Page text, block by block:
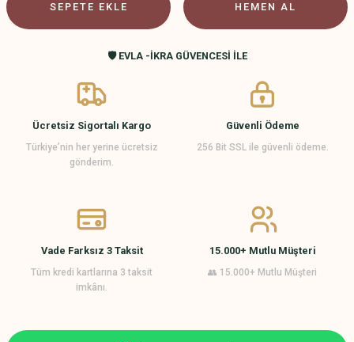
SEPETE EKLE HEMEN AL
🛡️ EVLA -İKRA GÜVENCESİ İLE
Ücretsiz Sigortalı Kargo
Türkiye’nin her yerine ücretsiz
gönderim.
Güvenli Ödeme
256 Bit SSL ile güvenli ödeme.
Vade Farksız 3 Taksit
Tüm kredi kartlarına 3 taksit
imkânı.
15.000+ Mutlu Müşteri
👥 15.000+ Mutlu Müşteri